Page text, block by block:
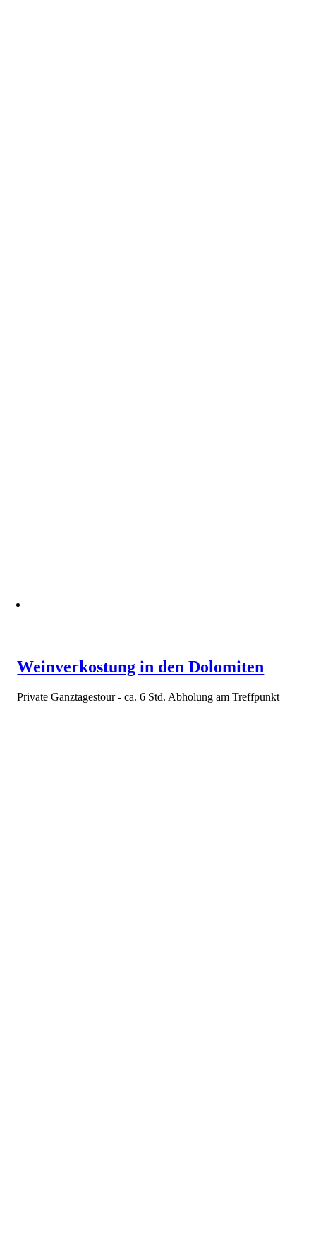
Weinverkostung in den Dolomiten
Private Ganztagestour - ca. 6 Std. Abholung am Treffpunkt